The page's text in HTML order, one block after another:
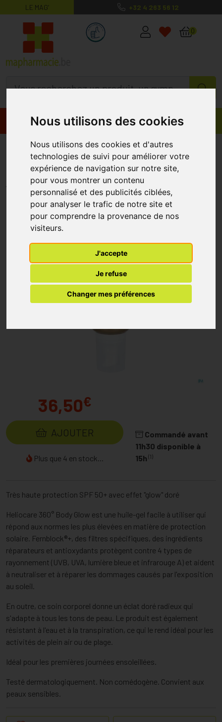
Nous utilisons des cookies
Nous utilisons des cookies et d'autres
technologies de suivi pour améliorer votre
expérience de navigation sur notre site,
pour vous montrer un contenu
personnalisé et des publicités ciblées,
pour analyser le trafic de notre site et
pour comprendre la provenance de nos
visiteurs.
J'accepte
Je refuse
Changer mes préférences
LE MAG’ +32 4 263 56 12
MaPharmacie.be ma santé, mes
0
Promos Produits
Heliocare 360° Body Glow
Spf50+ Tube 100ml
HELIOCARE
36,50€
AJOUTER
Plus que 4 en stock...
Commandé avant
11h30 disponible à
15h (1)
Très haute protection SPF 50+ avec effet "glow" doré
Heliocare 360° Body Glow est une huile-gel facile à utiliser qui
répond aux normes les plus élevées en matière de protection
solaire. Fernblock®+, des filtres spécifiques, des ingrédients
réparateurs et antioxydants protègent contre 4 types de
rayonnement (UVB, UVA, lumière bleue et infrarouge A) et aident
à neutraliser et à réparer les dommages causés par l'exposition
au soleil.
En outre, ce soin corporel donne un éclat doré radieux qui
s'adapte à tous les tons de peau. Le produit est également
résistant à l'eau et à la transpiration, ce qui le rend idéal pour les
activités de plein air ou de plage.
Idéal pour les premières journées ensoleillées.
Testé dermatologiquement. Non comédogène. Convient aux
peaux sensibles.